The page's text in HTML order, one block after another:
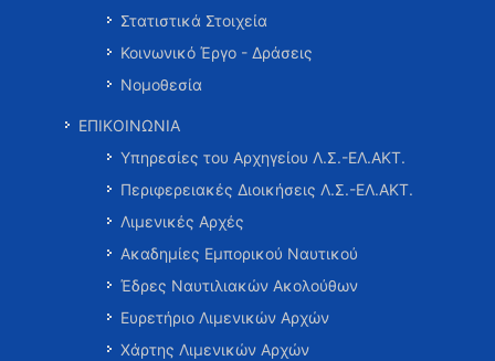
Στατιστικά Στοιχεία
Κοινωνικό Έργο - Δράσεις
Νομοθεσία
ΕΠΙΚΟΙΝΩΝΙΑ
Υπηρεσίες του Αρχηγείου Λ.Σ.-ΕΛ.ΑΚΤ.
Περιφερειακές Διοικήσεις Λ.Σ.-ΕΛ.ΑΚΤ.
Λιμενικές Αρχές
Ακαδημίες Εμπορικού Ναυτικού
Έδρες Ναυτιλιακών Ακολούθων
Ευρετήριο Λιμενικών Αρχών
Χάρτης Λιμενικών Αρχών